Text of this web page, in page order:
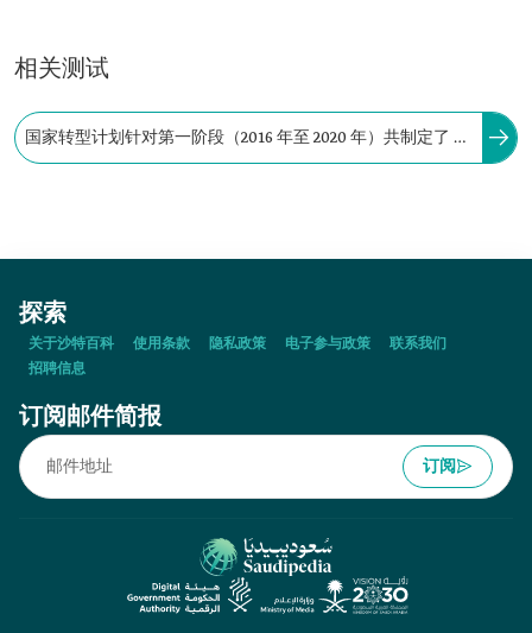
相关测试
国家转型计划针对第一阶段（2016 年至 2020 年）共制定了 37
探索
关于沙特百科 使用条款 隐私政策 电子参与政策
联系我们
招聘信息
订阅邮件简报
订阅